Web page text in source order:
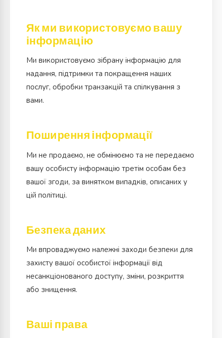
Як ми використовуємо вашу
інформацію
Ми використовуємо зібрану інформацію для
надання, підтримки та покращення наших
послуг, обробки транзакцій та спілкування з
вами.
Поширення інформації
Ми не продаємо, не обмінюємо та не передаємо
вашу особисту інформацію третім особам без
вашої згоди, за винятком випадків, описаних у
цій політиці.
Безпека даних
Ми впроваджуємо належні заходи безпеки для
захисту вашої особистої інформації від
несанкціонованого доступу, зміни, розкриття
або знищення.
Ваші права